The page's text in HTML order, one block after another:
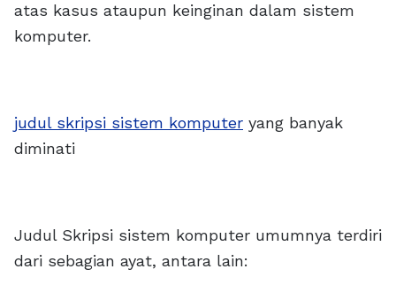
atas kasus ataupun keinginan dalam sistem
komputer.
judul skripsi sistem komputer yang banyak
diminati
Judul Skripsi sistem komputer umumnya terdiri
dari sebagian ayat, antara lain: